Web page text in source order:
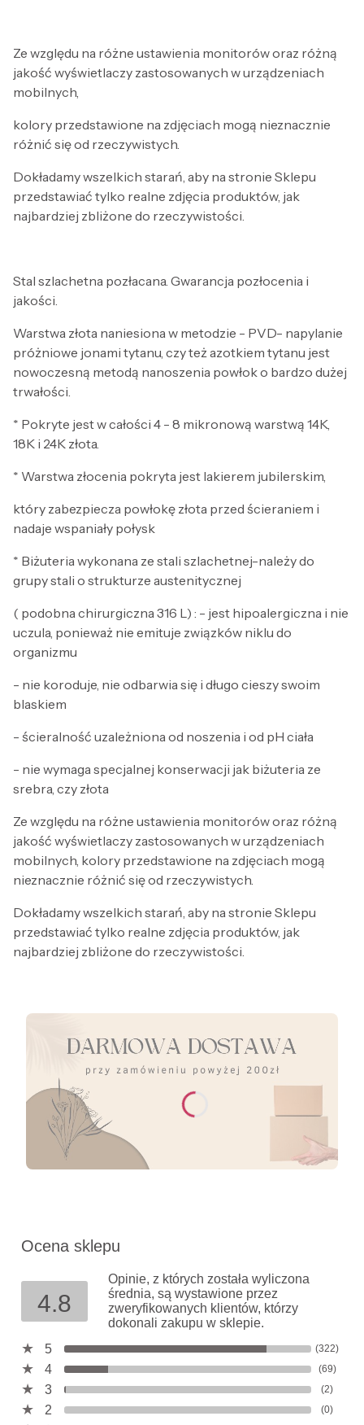
Ze względu na różne ustawienia monitorów oraz różną
jakość wyświetlaczy zastosowanych w urządzeniach
mobilnych,
kolory przedstawione na zdjęciach mogą nieznacznie
różnić się od rzeczywistych.
Dokładamy wszelkich starań, aby na stronie Sklepu
przedstawiać tylko realne zdjęcia produktów, jak
najbardziej zbliżone do rzeczywistości.
Stal szlachetna pozłacana. Gwarancja pozłocenia i
jakości.
Warstwa złota naniesiona w metodzie - PVD- napylanie
próżniowe jonami tytanu, czy też azotkiem tytanu jest
nowoczesną metodą nanoszenia powłok o bardzo dużej
trwałości.
* Pokryte jest w całości 4 - 8 mikronową warstwą 14K,
18K i 24K złota.
* Warstwa złocenia pokryta jest lakierem jubilerskim,
który zabezpiecza powłokę złota przed ścieraniem i
nadaje wspaniały połysk
* Biżuteria wykonana ze stali szlachetnej-należy do
grupy stali o strukturze austenitycznej
( podobna chirurgiczna 316 L) : - jest hipoalergiczna i nie
uczula, ponieważ nie emituje związków niklu do
organizmu
- nie koroduje, nie odbarwia się i długo cieszy swoim
blaskiem
- ścieralność uzależniona od noszenia i od pH ciała
- nie wymaga specjalnej konserwacji jak biżuteria ze
srebra, czy złota
Ze względu na różne ustawienia monitorów oraz różną
jakość wyświetlaczy zastosowanych w urządzeniach
mobilnych, kolory przedstawione na zdjęciach mogą
nieznacznie różnić się od rzeczywistych.
Dokładamy wszelkich starań, aby na stronie Sklepu
przedstawiać tylko realne zdjęcia produktów, jak
najbardziej zbliżone do rzeczywistości.
Ocena sklepu
4.8
Opinie, z których została wyliczona
średnia, są wystawione przez
zweryfikowanych klientów, którzy
dokonali zakupu w sklepie.
5
(322)
4 (69)
3 (2)
2 (0)